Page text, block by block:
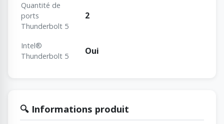
Quantité de
ports
Thunderbolt 5
2
Intel®
Thunderbolt 5
Oui
🔍 Informations produit